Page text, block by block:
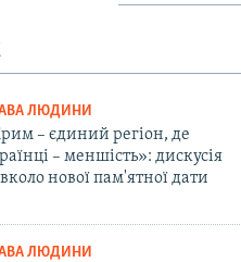
ЛЮДИНИ
– єдиний регіон, де
– меншість»: дискусія
нової пам'ятної дати
ЛЮДИНИ